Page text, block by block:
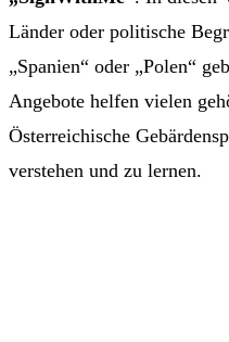
Länder oder politische
„Spanien“ oder „Polen“
Angebote helfen vielen
Österreichische
verstehen und zu lernen.